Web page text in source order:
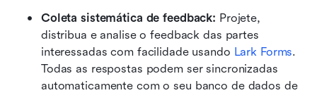
Coleta sistemática de feedback: Projete,
distribua e analise o feedback das partes
interessadas com facilidade usando Lark Forms.
Todas as respostas podem ser sincronizadas
automaticamente com o seu banco de dados de